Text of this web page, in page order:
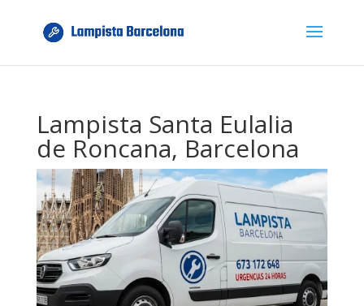
Lampista Santa Eulalia
de Roncana, Barcelona